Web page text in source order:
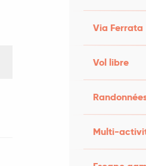
Via Ferrata
Vol libre
Multi-